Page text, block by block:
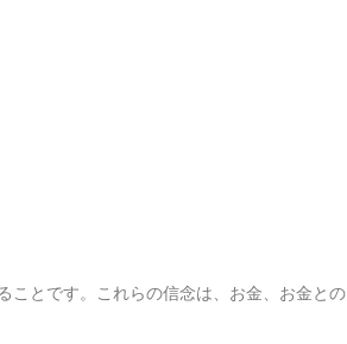
ことです。これらの信念は、お金、お金との